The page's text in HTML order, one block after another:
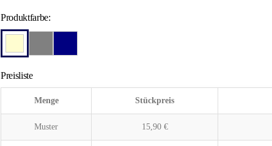
Produktfarbe:
Preisliste
Menge Stückpreis
Muster 15,90 €